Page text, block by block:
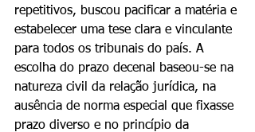
repetitivos, buscou pacificar a matéria e
estabelecer uma tese clara e vinculante
para todos os tribunais do país. A
escolha do prazo decenal baseou-se na
natureza civil da relação jurídica, na
ausência de norma especial que fixasse
prazo diverso e no princípio da